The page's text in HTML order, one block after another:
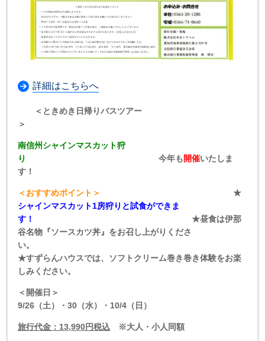
詳細はこちらへ
＜ときめき日帰りバスツアー
＞
南信州シャインマスカット狩
り
今年も開催いたしま
す！
＜おすすめポイント＞
★
シャインマスカット1房狩りと試食ができま
す！
★昼食は伊那
谷名物『ソースカツ丼』をお召し上がりくださ
い。
★すずらんハウスでは、ソフトクリーム巻き巻き体験をお楽
しみください。
＜開催日＞
9/26（土）・30 （水）・10/4（日）
旅行代金： 13,990円税込 ※大人・小人同額